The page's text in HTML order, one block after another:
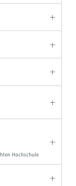
Hochschule